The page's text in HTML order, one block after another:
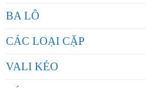
BA LÔ
CÁC LOẠI CẶP
VALI KÉO